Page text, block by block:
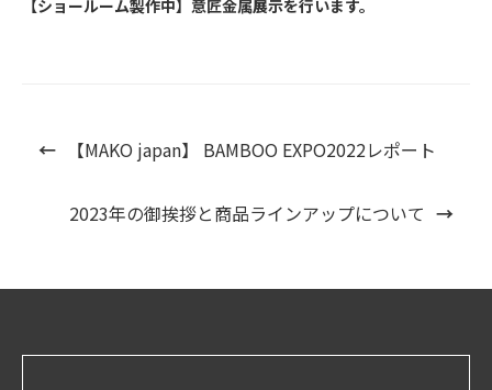
【ショールーム製作中】意匠金属展示を行います。
← 【MAKO japan】 BAMBOO EXPO2022レポート
2023年の御挨拶と商品ラインアップについて →